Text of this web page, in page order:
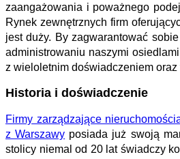
zaangażowania i poważnego
Rynek zewnętrznych firm
jest duży. By zagwarantować
administrowaniu naszymi
z wieloletnim doświadczeniem
Historia i doświadczenie
Firmy zarządzające
z Warszawy posiada już swoją
stolicy niemal od 20 lat świadczy